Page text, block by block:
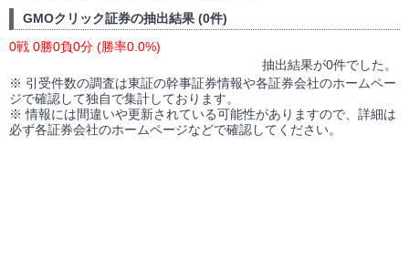
GMOクリック証券の抽出結果 (0件)
0戦 0勝0負0分 (勝率0.0%)
抽出結果が0件でした。
※ 引受件数の調査は東証の幹事証券情報や各証券会社のホームペー
ジで確認して独自で集計しております。
※ 情報には間違いや更新されている可能性がありますので、詳細は
必ず各証券会社のホームページなどで確認してください。